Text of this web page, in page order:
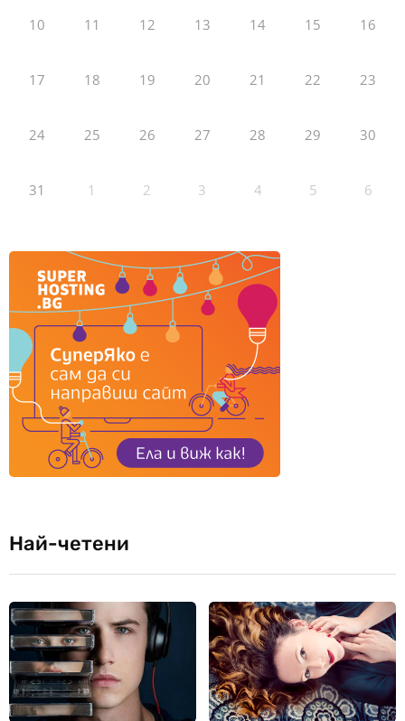
10 11 12 13 14 15 16
17 18 19 20 21 22 23
24 25 26 27 28 29 30
31 1 2 3 4 5 6
Най-четени